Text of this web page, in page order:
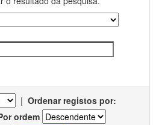
| Ordenar registos por:
ordem